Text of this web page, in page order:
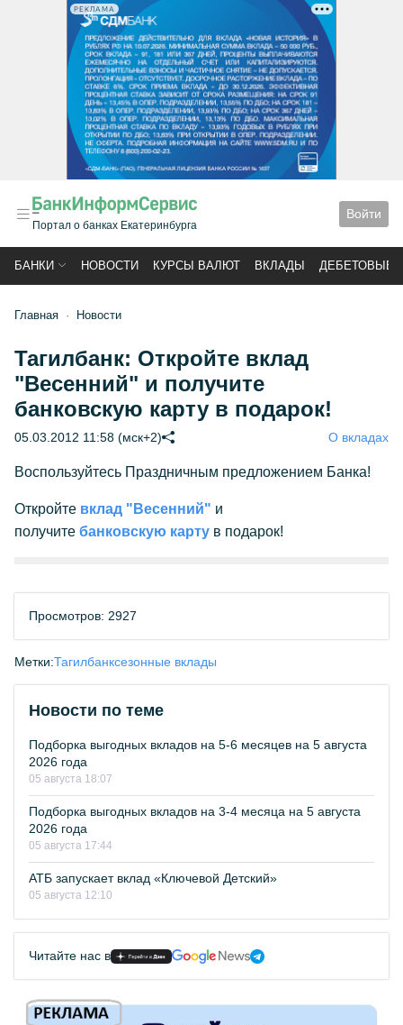
РЕКЛАМА
Портал о банках Екатеринбурга
Войти
БАНКИ НОВОСТИ КУРСЫ ВАЛЮТ ВКЛАДЫ ДЕБЕТОВЫЕ
Главная Новости
Тагилбанк: Откройте вклад
"Весенний" и получите
банковскую карту в подарок!
05.03.2012 11:58 (мск+2) О вкладах
Воспользуйтесь Праздничным предложением Банка!
Откройте вклад "Весенний" и
получите банковскую карту в подарок!
Просмотров: 2927
Метки:Тагилбанксезонные вклады
Новости по теме
Подборка выгодных вкладов на 5-6 месяцев на 5 августа
2026 года
05 августа 18:07
Подборка выгодных вкладов на 3-4 месяца на 5 августа
2026 года
05 августа 17:44
АТБ запускает вклад «Ключевой Детский»
05 августа 12:10
Читайте нас в